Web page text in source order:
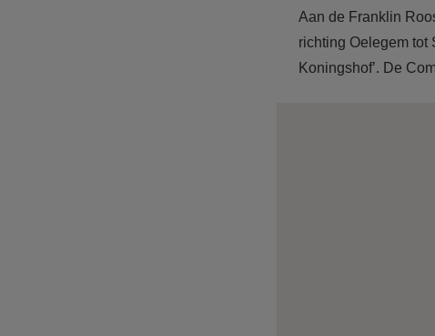
Aan de Franklin
richting Oelegem tot
Koningshof’. De